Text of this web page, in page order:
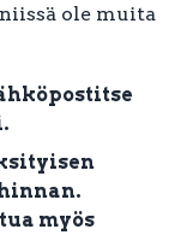
ole muita
myös